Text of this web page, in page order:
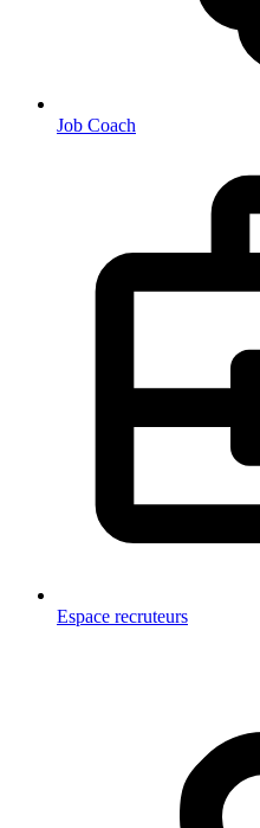
Job Coach
Espace recruteurs